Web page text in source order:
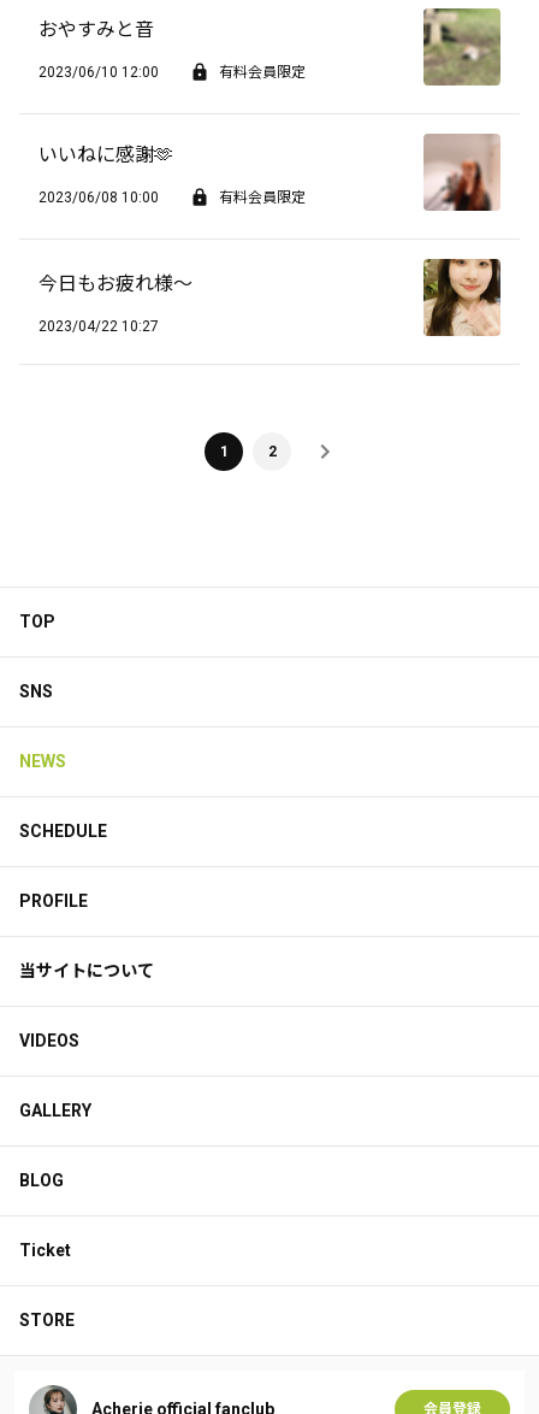
おやすみと音
2023/06/10 12:00 有料会員限定
いいねに感謝🫶
2023/06/08 10:00 有料会員限定
今日もお疲れ様〜
2023/04/22 10:27
1 2
TOP
SNS
NEWS
SCHEDULE
PROFILE
当サイトについて
VIDEOS
GALLERY
BLOG
Ticket
STORE
Acherie official fanclub 会員登録